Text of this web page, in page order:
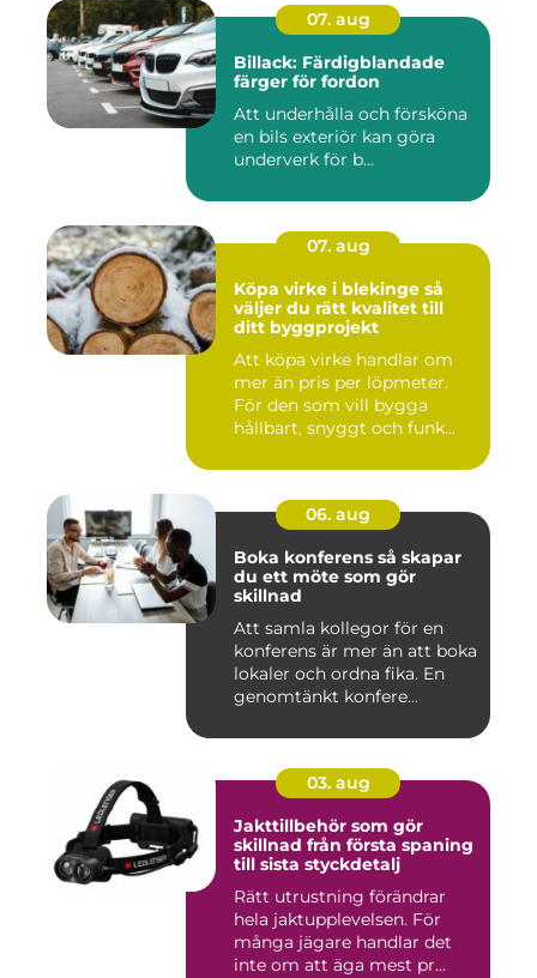
07. aug
Billack: Färdigblandade
färger för fordon
Att underhålla och försköna
en bils exteriör kan göra
underverk för b...
07. aug
Köpa virke i blekinge så
väljer du rätt kvalitet till
ditt byggprojekt
Att köpa virke handlar om
mer än pris per löpmeter.
För den som vill bygga
hållbart, snyggt och funk...
06. aug
Boka konferens så skapar
du ett möte som gör
skillnad
Att samla kollegor för en
konferens är mer än att boka
lokaler och ordna fika. En
genomtänkt konfere...
03. aug
Jakttillbehör som gör
skillnad från första spaning
till sista styckdetalj
Rätt utrustning förändrar
hela jaktupplevelsen. För
många jägare handlar det
inte om att äga mest pr...